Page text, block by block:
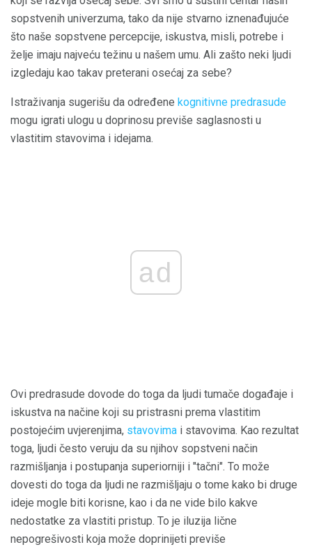
sopstvenih univerzuma, tako da nije stvarno iznenađujuće
što naše sopstvene percepcije, iskustva, misli, potrebe i
želje imaju najveću težinu u našem umu. Ali zašto neki ljudi
izgledaju kao takav preterani osećaj za sebe?
Istraživanja sugerišu da određene kognitivne predrasude
mogu igrati ulogu u doprinosu previše saglasnosti u
vlastitim stavovima i idejama.
ad
Ovi predrasude dovode do toga da ljudi tumače događaje i
iskustva na načine koji su pristrasni prema vlastitim
postojećim uvjerenjima, stavovima i stavovima. Kao rezultat
toga, ljudi često veruju da su njihov sopstveni način
razmišljanja i postupanja superiorniji i "tačni". To može
dovesti do toga da ljudi ne razmišljaju o tome kako bi druge
ideje mogle biti korisne, kao i da ne vide bilo kakve
nedostatke za vlastiti pristup. To je iluzija lične
nepogrešivosti koja može doprinijeti previše